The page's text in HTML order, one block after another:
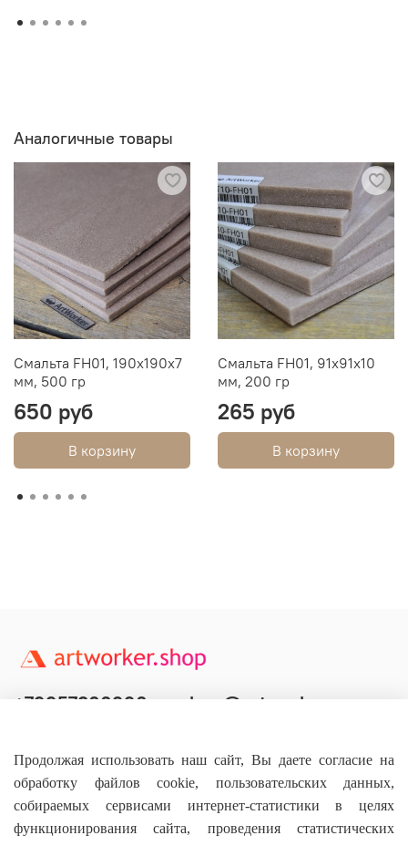
Аналогичные товары
Смальта FH01, 190х190х7
мм, 500 гр
650 руб
В корзину
Смальта FH01, 91х91х10
мм, 200 гр
265 руб
В корзину
+79957800990 shop@artworker.pro
Продолжая использовать наш сайт, Вы даете согласие на
обработку файлов cookie, пользовательских данных,
собираемых сервисами интернет-статистики в целях
функционирования сайта, проведения статистических